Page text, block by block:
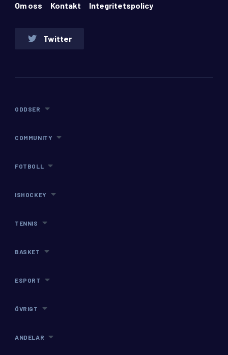
Om oss Kontakt Integritetspolicy
Twitter
ODDSER
COMMUNITY
FOTBOLL
ISHOCKEY
TENNIS
BASKET
ESPORT
ÖVRIGT
ANDELAR